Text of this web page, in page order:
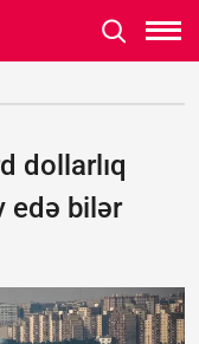
dollarlıq
edə bilər